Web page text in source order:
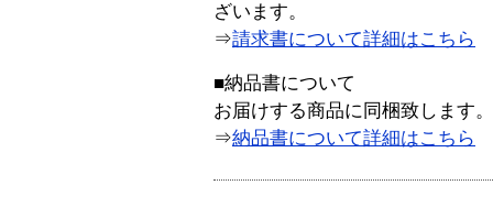
ざいます。
⇒請求書について詳細はこちら
■納品書について
お届けする商品に同梱致します。
⇒納品書について詳細はこちら